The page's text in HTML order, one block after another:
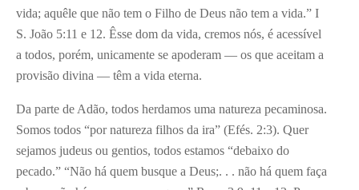
vida; aquêle que não tem o Filho de Deus não tem a vida.” I
S. João 5:11 e 12. Êsse dom da vida, cremos nós, é acessível
a todos, porém, unicamente se apoderam — os que aceitam a
provisão divina — têm a vida eterna.
Da parte de Adão, todos herdamos uma natureza pecaminosa.
Somos todos “por natureza filhos da ira” (Efés. 2:3). Quer
sejamos judeus ou gentios, todos estamos “debaixo do
pecado.” “Não há quem busque a Deus;. . . não há quem faça